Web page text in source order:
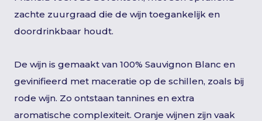
zachte zuurgraad die de wijn toegankelijk en
doordrinkbaar houdt.
De wijn is gemaakt van 100% Sauvignon Blanc en
gevinifieerd met maceratie op de schillen, zoals bij
rode wijn. Zo ontstaan tannines en extra
aromatische complexiteit. Oranje wijnen zijn vaak